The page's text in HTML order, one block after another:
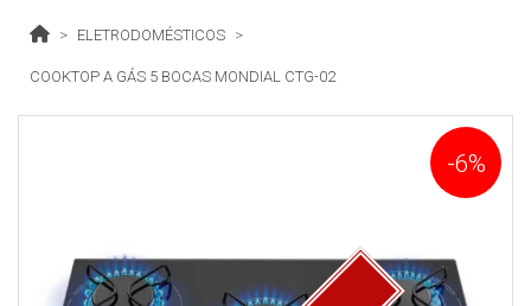
ELETRODOMÉSTICOS
COOKTOP A GÁS 5 BOCAS MONDIAL CTG-02
-6%